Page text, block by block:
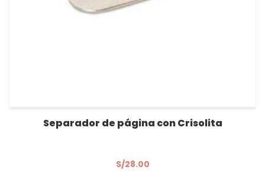
Separador de página con Crisolita
S/28.00